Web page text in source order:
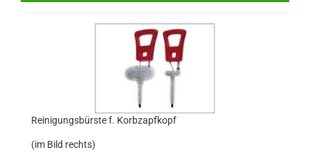
Reinigungsbürste f. Korbzapfkopf
(im Bild rechts)